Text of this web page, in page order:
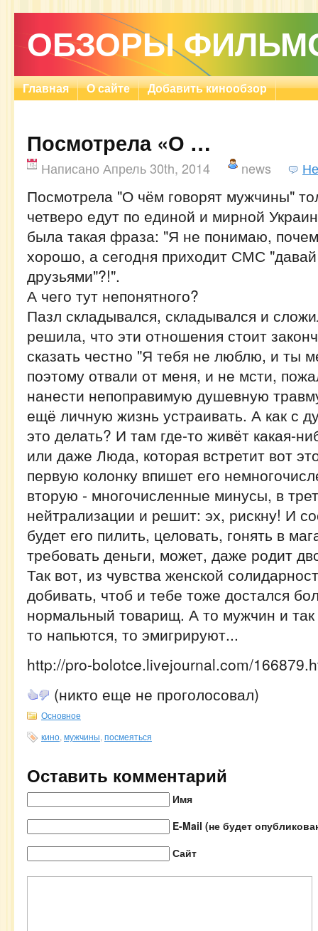
ОБЗОРЫ
Главная О сайте Добавить кинообзор
Посмотрела «О …
Написано Апрель 30th, 2014 news
Посмотрела "О чём говорят мужчины"
четверо едут по единой и мирной
была такая фраза: "Я не понимаю,
хорошо, а сегодня приходит СМС
друзьями"?!".
А чего тут непонятного?
Пазл складывался, складывался и
решила, что эти отношения стоит
сказать честно "Я тебя не люблю, и ты
поэтому отвали от меня, и не мсти,
нанести непоправимую душевную
ещё личную жизнь устраивать. А как с
это делать? И там где-то живёт какая-
или даже Люда, которая встретит вот
первую колонку впишет его
вторую - многочисленные минусы, в
нейтрализации и решит: эх, рискну! И
будет его пилить, целовать, гонять в
требовать деньги, может, даже родит
Так вот, из чувства женской
добивать, чтоб и тебе тоже достался
нормальный товарищ. А то мужчин и
то напьются, то эмигрируют...
http://pro-bolotce.livejournal.com/
(никто еще не проголосовал)
Основное
кино мужчины посмеяться
Оставить комментарий
Имя
E-Mail (не будет
Сайт